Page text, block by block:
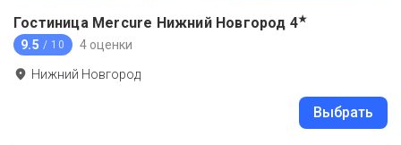
Гостиница Mercure Нижний Новгород 4★
9.5 / 10 4 оценки
Нижний Новгород
Выбрать